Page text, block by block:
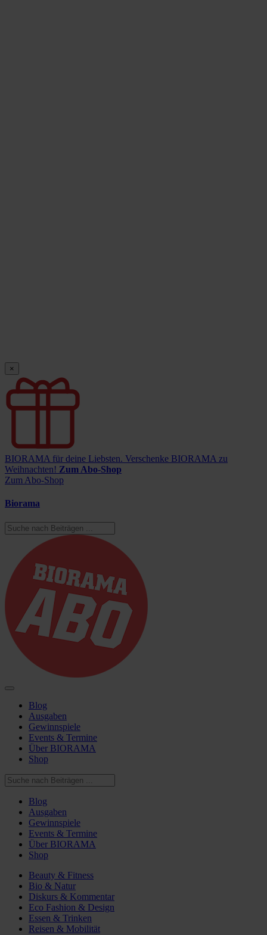
×
BIORAMA für deine Liebsten. Verschenke BIORAMA zu
Weihnachten! Zum Abo-Shop
Zum Abo-Shop
Biorama
Blog
Ausgaben
Gewinnspiele
Events & Termine
Über BIORAMA
Shop
Blog
Ausgaben
Gewinnspiele
Events & Termine
Über BIORAMA
Shop
Beauty & Fitness
Bio & Natur
Diskurs & Kommentar
Eco Fashion & Design
Essen & Trinken
Reisen & Mobilität